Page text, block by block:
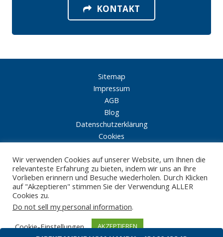
KONTAKT
Sitemap
Impressum
AGB
Blog
Datenschutzerklärung
Cookies
Tel:01 / 604 22 43
PUCHSBAUMGASSE 45, 1100 Wien
office@auto-castaldo.at
Wir verwenden Cookies auf unserer Website, um Ihnen die
relevanteste Erfahrung zu bieten, indem wir uns an Ihre
Vorlieben erinnern und Besuche wiederholen. Durch Klicken
auf "Akzeptieren" stimmen Sie der Verwendung ALLER
Cookies zu.
Do not sell my personal information.
Cookie-Einstellungen
AKZEPTIEREN